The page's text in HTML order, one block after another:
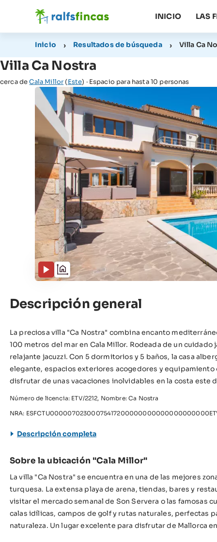
INICIO LAS
Inicio Resultados de búsqueda Villa Ca
Villa Ca Nostra
cerca deCala Millor (Este) · Espacio para hasta 10 personas
Descripción general
La preciosa villa "Ca Nostra" combina encanto
100 metros del mar en Cala Millor. Rodeada de un
relajante jacuzzi. Con 5 dormitorios y 5 baños, la casa
elegante, espacios exteriores acogedores y
disfrutar de unas vacaciones inolvidables en la costa este
Número de licencia: ETV/2212, Nombre: Ca Nostra
NRA:
Descripción completa
Sobre la ubicación "Cala Millor"
La villa "Ca Nostra" se encuentra en una de las mejores
turquesa. La extensa playa de arena, tiendas, bares y
visitar el mercado semanal de Son Servera o las famosas
calas idílicas, campos de golf y rutas naturales, perfectas
naturaleza. Un lugar excelente para disfrutar de Mallorca